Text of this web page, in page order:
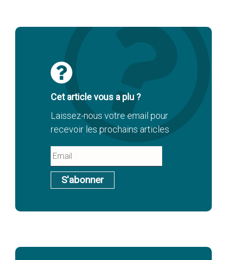
Cet article vous a plu ?
Laissez-nous votre email pour
recevoir les prochains articles
S'abonner